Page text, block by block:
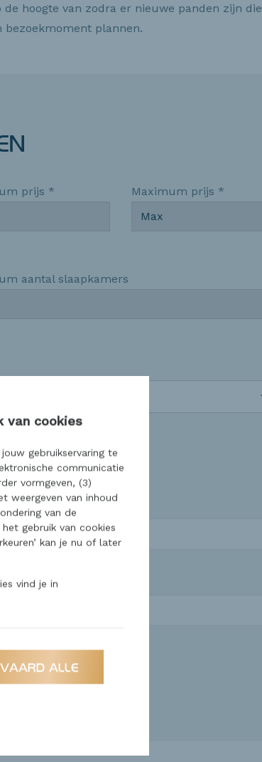
hoogte van zodra er nieuwe panden zijn die
bezoekmoment plannen.
prijs * Maximum prijs *
aantal slaapkamers
*
van cookies
gebruikservaring te
communicatie
vormgeven, (3)
weergeven van inhoud
van de
gebruik van cookies
kan je nu of later
vind je in
ALLE